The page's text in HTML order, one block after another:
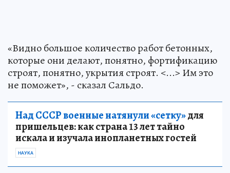
«Видно большое количество работ бетонных,
которые они делают, понятно, фортификацию
строят, понятно, укрытия строят. <...> Им это
не поможет», - сказал Сальдо.
Над СССР военные натянули «сетку»для
пришельцев: как страна 13 лет тайно
искала и изучала инопланетных гостей
НАУКА